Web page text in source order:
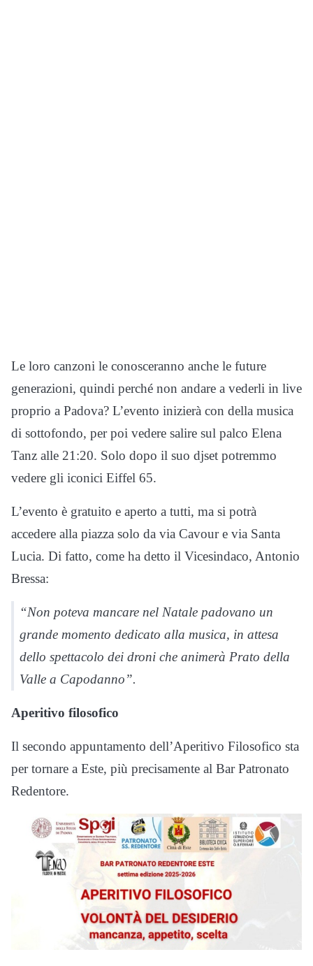
Le loro canzoni le conosceranno anche le future
generazioni, quindi perché non andare a vederli in live
proprio a Padova? L’evento inizierà con della musica
di sottofondo, per poi vedere salire sul palco Elena
Tanz alle 21:20. Solo dopo il suo djset potremmo
vedere gli iconici Eiffel 65.
L’evento è gratuito e aperto a tutti, ma si potrà
accedere alla piazza solo da via Cavour e via Santa
Lucia. Di fatto, come ha detto il Vicesindaco, Antonio
Bressa:
“Non poteva mancare nel Natale padovano un
grande momento dedicato alla musica, in attesa
dello spettacolo dei droni che animerà Prato della
Valle a Capodanno”.
Aperitivo filosofico
Il secondo appuntamento dell’Aperitivo Filosofico sta
per tornare a Este, più precisamente al Bar Patronato
Redentore.